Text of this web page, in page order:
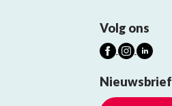
Volg ons
Nieuwsbrief